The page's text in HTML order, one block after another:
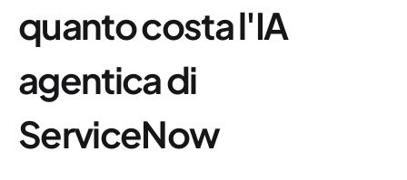
quanto costa l'IA
agentica di
ServiceNow